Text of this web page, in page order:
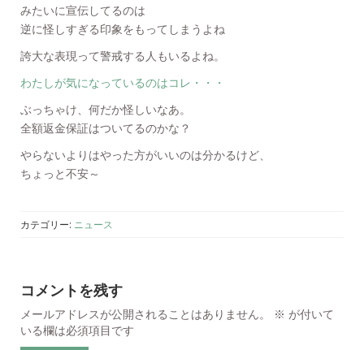
みたいに宣伝してるのは
逆に怪しすぎる印象をもってしまうよね
誇大な表現って警戒する人もいるよね。
わたしが気になっているのはコレ・・・
ぶっちゃけ、何だか怪しいなあ。
全額返金保証はついてるのかな？
やらないよりはやった方がいいのは分かるけど、
ちょっと不安～
カテゴリー: ニュース
コメントを残す
メールアドレスが公開されることはありません。 ※ が付いて
いる欄は必須項目です